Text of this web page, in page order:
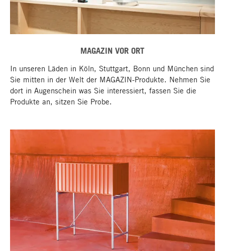
MAGAZIN VOR ORT
In unseren Läden in Köln, Stuttgart, Bonn und München sind
Sie mitten in der Welt der MAGAZIN-Produkte. Nehmen Sie
dort in Augenschein was Sie interessiert, fassen Sie die
Produkte an, sitzen Sie Probe.